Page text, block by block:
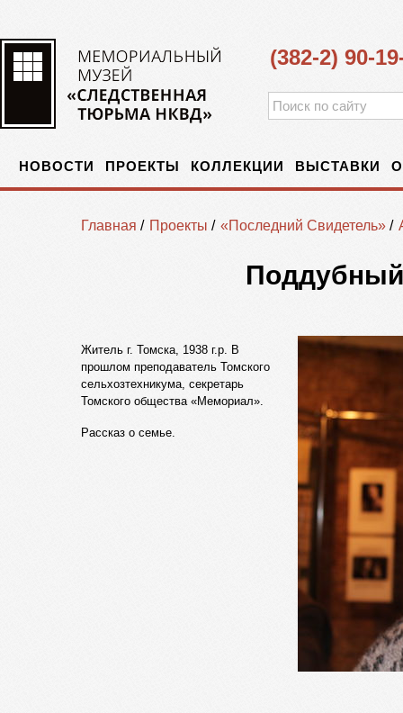
(382-2) 90-
НОВОСТИ ПРОЕКТЫ КОЛЛЕКЦИИ ВЫСТАВКИ
Главная / Проекты / «Последний Свидетель» /
Житель г. Томска, 1938 г.р. В
прошлом преподаватель Томского
сельхозтехникума, секретарь
Томского общества «Мемориал».
Рассказ о семье.